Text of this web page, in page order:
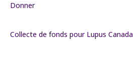
Donner
Collecte de fonds pour Lupus Canada